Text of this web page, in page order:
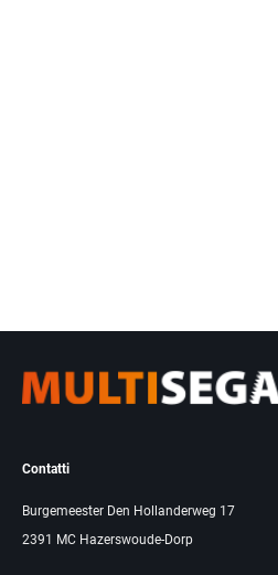
Contatti
Burgemeester Den Hollanderweg 17
2391 MC Hazerswoude-Dorp